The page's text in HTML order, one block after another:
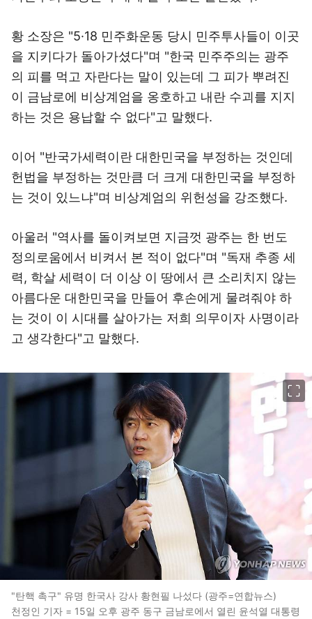
황 소장은 "5·18 민주화운동 당시 민주투사들이 이곳
을 지키다가 돌아가셨다"며 "한국 민주주의는 광주
의 피를 먹고 자란다는 말이 있는데 그 피가 뿌려진
이 금남로에 비상계엄을 옹호하고 내란 수괴를 지지
하는 것은 용납할 수 없다"고 말했다.
이어 "반국가세력이란 대한민국을 부정하는 것인데
헌법을 부정하는 것만큼 더 크게 대한민국을 부정하
는 것이 있느냐"며 비상계엄의 위헌성을 강조했다.
아울러 "역사를 돌이켜보면 지금껏 광주는 한 번도
정의로움에서 비켜서 본 적이 없다"며 "독재 추종 세
력, 학살 세력이 더 이상 이 땅에서 큰 소리치지 않는
아름다운 대한민국을 만들어 후손에게 물려줘야 하
는 것이 이 시대를 살아가는 저희 의무이자 사명이라
고 생각한다"고 말했다.
"탄핵 촉구" 유명 한국사 강사 황현필 나섰다 (광주=연합뉴스)
천정인 기자 = 15일 오후 광주 동구 금남로에서 열린 윤석열 대통령